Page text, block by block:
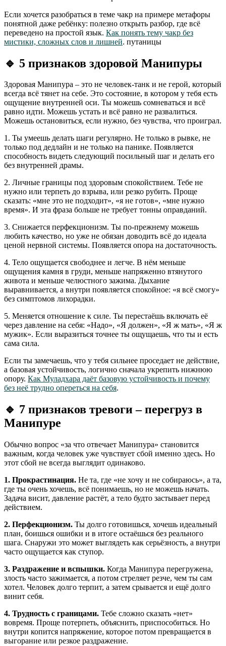
Если хочется разобраться в теме чакр на примере метафоры
понятной даже ребёнку: полезно открыть разбор, где всё
переведено на простой язык. Как понять тему чакр без
мистики, сложных слов и лишней. путаницы
🔹 5 признаков здоровой Манипуры
Здоровая Манипура – это не человек-танк и не герой, который
всегда всё тянет на себе. Это состояние, в котором у тебя есть
ощущение внутренней оси. Ты можешь сомневаться и всё
равно идти. Можешь устать и всё равно не развалиться.
Можешь остановиться, если нужно, без чувства, что проиграл.
1. Ты умеешь делать шаги регулярно. Не только в рывке, не
только под дедлайн и не только на панике. Появляется
способность видеть следующий посильный шаг и делать его
без внутренней драмы.
2. Личные границы под здоровым спокойствием. Тебе не
нужно или терпеть до взрыва, или резко рубить. Проще
сказать: «мне это не подходит», «я не готов», «мне нужно
время». И эта фраза больше не требует тонны оправданий.
3. Снижается перфекционизм. Ты по-прежнему можешь
любить качество, но уже не обязан доводить всё до идеала
ценой нервной системы. Появляется опора на достаточность.
4. Тело ощущается свободнее и легче. В нём меньше
ощущения камня в груди, меньше напряженно втянутого
живота и меньше челюстного зажима. Дыхание
выравнивается, а внутри появляется спокойное: «я всё смогу»
без симптомов лихорадки.
5. Меняется отношение к силе. Ты перестаёшь включать её
через давление на себя: «Надо», «Я должен», «Я ж мать», «Я ж
мужик». Если выразиться точнее ты ощущаешь, что ты и есть
сама сила.
Если ты замечаешь, что у тебя сильнее проседает не действие,
а базовая устойчивость, логично сначала укрепить нижнюю
опору. Как Муладхара даёт базовую устойчивость и почему
без неё трудно опереться на себя.
🔹 7 признаков тревоги – перегруз в
Манипуре
Обычно вопрос «за что отвечает Манипура» становится
важным, когда человек уже чувствует сбой именно здесь. Но
этот сбой не всегда выглядит одинаково.
1. Прокрастинация. Не та, где «не хочу и не собираюсь», а та,
где ты очень хочешь, всё понимаешь, но не можешь начать.
Задача висит, давление растёт, а тело будто застывает перед
действием.
2. Перфекционизм. Ты долго готовишься, хочешь идеальный
план, боишься ошибки и в итоге остаёшься без реального
шага. Снаружи это может выглядеть как серьёзность, а внутри
часто ощущается как ступор.
3. Раздражение и вспышки. Когда Манипура перегружена,
злость часто зажимается, а потом стреляет резче, чем ты сам
хотел. Человек долго терпит, а затем срывается и ещё долго
винит себя.
4. Трудность с границами. Тебе сложно сказать «нет»
вовремя. Проще потерпеть, объяснить, приспособиться. Но
внутри копится напряжение, которое потом превращается в
выгорание или резкое раздражение.